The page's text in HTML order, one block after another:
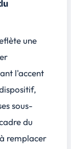
une
l'accent
sous-
du
remplacer